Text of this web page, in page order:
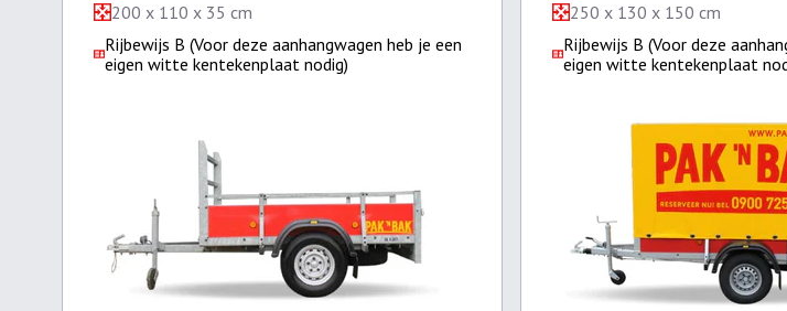
200 x 110 x 35 cm
Rijbewijs B (Voor deze aanhangwagen heb je een
eigen witte kentekenplaat nodig)
250 x 130 x 150 cm
Rijbewijs B (Voor deze
eigen witte kentekenplaat